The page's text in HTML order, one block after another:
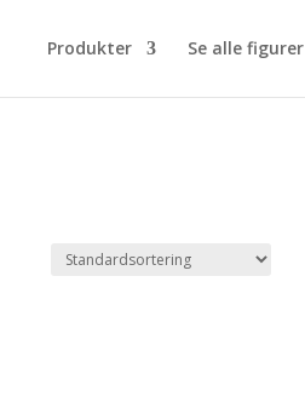
Produkter Se alle figurer